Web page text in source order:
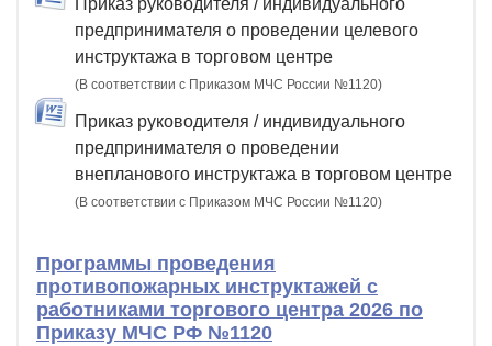
Приказ руководителя / индивидуального
предпринимателя о проведении целевого
инструктажа в торговом центре
(В соответствии с Приказом МЧС России №1120)
Приказ руководителя / индивидуального
предпринимателя о проведении
внепланового инструктажа в торговом центре
(В соответствии с Приказом МЧС России №1120)
Программы проведения
противопожарных инструктажей с
работниками торгового центра 2026 по
Приказу МЧС РФ №1120